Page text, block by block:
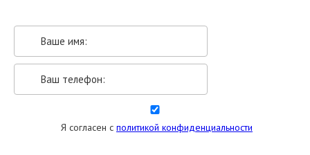
Я согласен с политикой конфиденциальности